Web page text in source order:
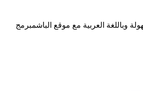
مع موقعالباشمبرمج